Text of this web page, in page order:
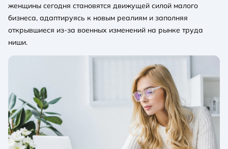
женщины сегодня становятся движущей силой малого
бизнеса, адаптируясь к новым реалиям и заполняя
открывшиеся из-за военных изменений на рынке труда
ниши.